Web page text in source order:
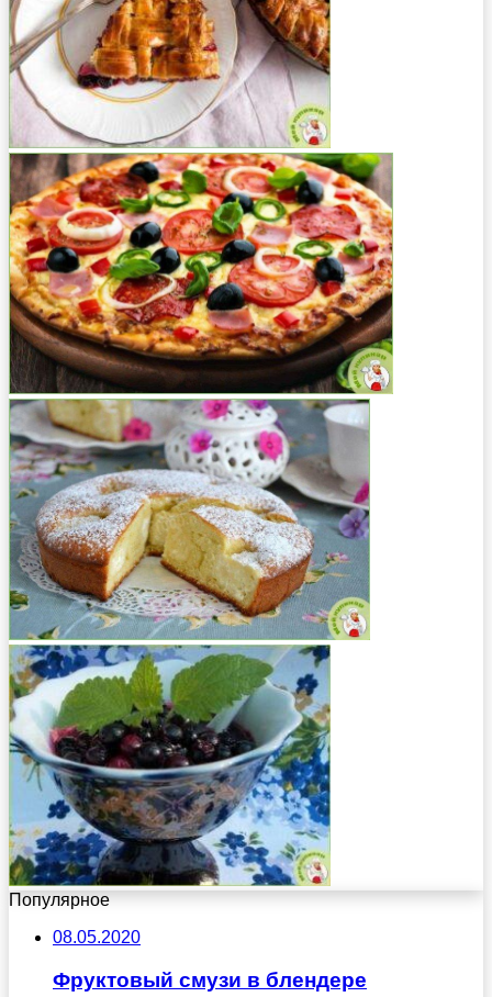
Популярное
08.05.2020
Фруктовый смузи в блендере